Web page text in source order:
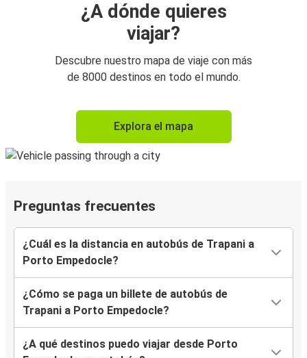
¿A dónde quieres
viajar?
Descubre nuestro mapa de viaje con más
de 8000 destinos en todo el mundo.
Explora el mapa
Preguntas frecuentes
¿Cuál es la distancia en autobús de Trapani a
Porto Empedocle?
¿Cómo se paga un billete de autobús de
Trapani a Porto Empedocle?
¿A qué destinos puedo viajar desde Porto